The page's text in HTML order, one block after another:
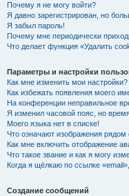
Почему я не могу войти?
Я давно зарегистрирован, но
Я забыл пароль!
Почему мне периодически
Что делает функция «Удалить
Параметры и настройки
Как мне изменить мои настройки?
Как избежать появления моего
На конференции неправильное
Я изменил часовой пояс, но
Моего языка нет в списке!
Что означают изображения
Как мне включить отображение
Что такое звание и как я могу
Когда я щёлкаю по ссылке
Создание сообщений